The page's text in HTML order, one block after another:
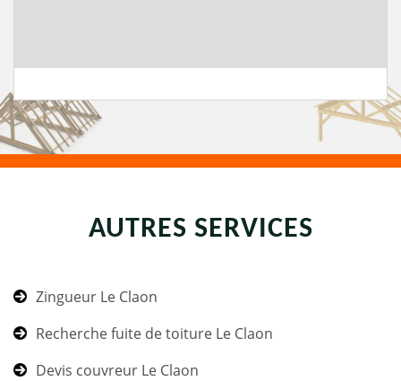
AUTRES SERVICES
Zingueur Le Claon
Recherche fuite de toiture Le Claon
Devis couvreur Le Claon